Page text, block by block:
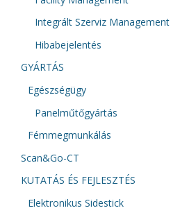
Integrált Szerviz Management
Hibabejelentés
GYÁRTÁS
Egészségügy
Panelműtőgyártás
Fémmegmunkálás
Scan&Go-CT
KUTATÁS ÉS FEJLESZTÉS
Elektronikus Sidestick